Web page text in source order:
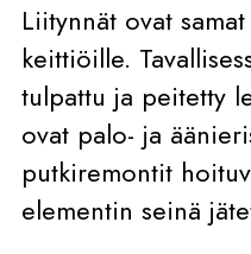
Liitynnät ovat
keittiöille.
tulpattu ja peitetty
ovat palo- ja
putkiremontit
elementin seinä